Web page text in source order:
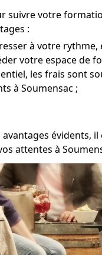
suivre votre
:
à votre
votre espace de
les frais sont
à Soumensac ;
attentes à